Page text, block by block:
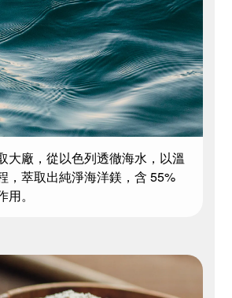
大廠，從以色列透徹海水，以溫
，萃取出純淨海洋鎂，含 55%
。